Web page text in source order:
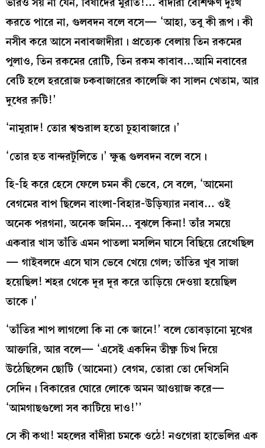
করতে পারে না, গুলবদন বলে বসে— ‘আহা, তবু কী রূপ। কী
নসীব করে আসে নবাবজাদীরা। প্রত্যেক বেলায় তিন রকমের
পুলাও, তিন রকমের রোটি, তিন রকম কাবাব…আমি নবাবের
বেটি হলে হররোজ চকবাজারের কালেজি কা সালন খেতাম, আর
দুধের রুটি!’
‘নামুরাদ! তোর শ্বশুরাল হতো চুহাবাজারে।’
‘তোর হত বান্দরটুলিতে।’ ক্ষুব্ধ গুলবদন বলে বসে।
হি-হি করে হেসে ফেলে চমন কী ভেবে, সে বলে, ‘আমেনা
বেগমের বাপ ছিলেন বাংলা-বিহার-উড়িষ্যার নবাব… ওই
অনেক পরগনা, অনেক জমিন… বুঝলে কিনা! তাঁর সময়ে
একবার খাস তাঁতি এমন পাতলা মসলিন ঘাসে বিছিয়ে রেখেছিল
— গাইবলদে এসে ঘাস ভেবে খেয়ে গেল; তাঁতির খুব সাজা
হয়েছিল! শহর থেকে দূর দূর করে তাড়িয়ে দেওয়া হয়েছিল
তাকে।’
‘তাঁতির শাপ লাগলো কি না কে জানে!’ বলে তোবড়ানো মুখের
আক্তারি, আর বলে— ‘এসেই একদিন তীক্ষ্ণ চিখ দিয়ে
উঠেছিলেন ছোটি (আমেনা) বেগম, তোরা তো দেখিসনি
সেদিন। বিকারের ঘোরে লোকে অমন আওয়াজ করে—
‘আমগাছগুলো সব কাটিয়ে দাও!’’
সে কী কথা! মহলের বাঁদীরা চমকে ওঠে! নওগেরা হাভেলির এক